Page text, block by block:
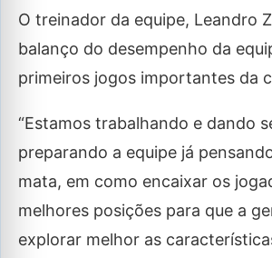
O treinador da equipe, Leandro
balanço do desempenho da
primeiros jogos importantes da
“Estamos trabalhando e dando
preparando a equipe já
mata, em como encaixar os
melhores posições para que a
explorar melhor as